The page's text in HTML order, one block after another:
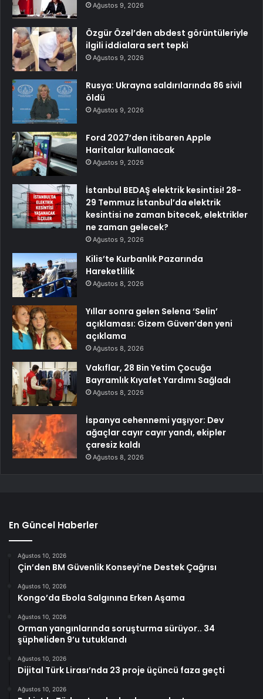
Ağustos 9, 2026
Özgür Özel’den abdest görüntüleriyle
ilgili iddialara sert tepki
Ağustos 9, 2026
Rusya: Ukrayna saldırılarında 86 sivil
öldü
Ağustos 9, 2026
Ford 2027’den itibaren Apple
Haritalar kullanacak
Ağustos 9, 2026
İstanbul BEDAŞ elektrik kesintisi! 28-
29 Temmuz İstanbul’da elektrik
kesintisi ne zaman bitecek, elektrikler
ne zaman gelecek?
Ağustos 9, 2026
Kilis’te Kurbanlık Pazarında
Hareketlilik
Ağustos 8, 2026
Yıllar sonra gelen Selena ‘Selin’
açıklaması: Gizem Güven’den yeni
açıklama
Ağustos 8, 2026
Vakıflar, 28 Bin Yetim Çocuğa
Bayramlık Kıyafet Yardımı Sağladı
Ağustos 8, 2026
İspanya cehennemi yaşıyor: Dev
ağaçlar cayır cayır yandı, ekipler
çaresiz kaldı
Ağustos 8, 2026
En Güncel Haberler
Ağustos 10, 2026
Çin’den BM Güvenlik Konseyi’ne Destek Çağrısı
Ağustos 10, 2026
Kongo’da Ebola Salgınına Erken Aşama
Ağustos 10, 2026
Orman yangınlarında soruşturma sürüyor.. 34
şüpheliden 9’u tutuklandı
Ağustos 10, 2026
Dijital Türk Lirası’nda 23 proje üçüncü faza geçti
Ağustos 10, 2026